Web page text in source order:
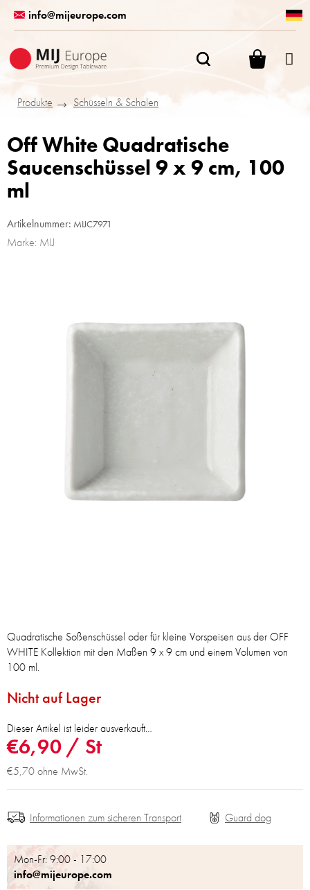
Inhalt
springen
info@mijeurope.com
Produkte Schüsseln & Schalen
Off White Quadratische
Saucenschüssel 9 x 9 cm, 100
ml
Artikelnummer: MIJC7971
Marke: MIJ
€6,90 / St
€5,70 ohne MwSt.
Nicht auf Lager
Dieser Artikel ist leider ausverkauft…
Quadratische Soßenschüssel oder für kleine Vorspeisen aus der OFF
WHITE Kollektion mit den Maßen 9 x 9 cm und einem Volumen von
100 ml.
Mon-Fr: 9:00 - 17:00
info@mijeurope.com
Informationen zum sicheren Transport